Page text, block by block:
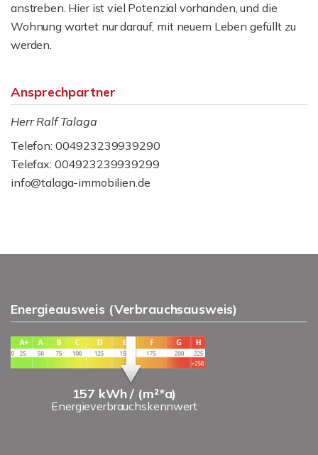
anstreben. Hier ist viel Potenzial vorhanden, und die
Wohnung wartet nur darauf, mit neuem Leben gefüllt zu
werden.
Ansprechpartner
Herr Ralf Talaga
Telefon: 004923239939290
Telefax: 004923239939299
info@talaga-immobilien.de
Energieausweis (Verbrauchsausweis)
157 kWh / (m²*a)
Energieverbrauchskennwert